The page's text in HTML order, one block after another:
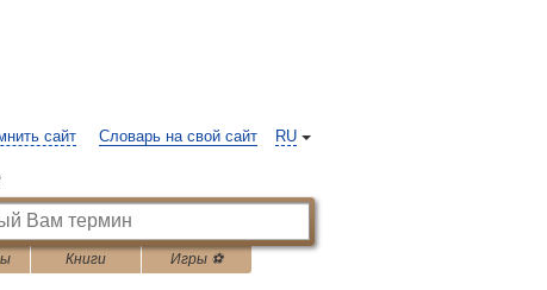
RU
сайт Словарь на свой сайт
Книги Игры ⚽